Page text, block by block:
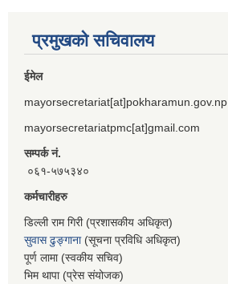
प्रमुखको सचिवालय
ईमेल
mayorsecretariat[at]pokharamun.gov.np
mayorsecretariatpmc[at]gmail.com
सम्पर्क नं.
०६१-५७५३४०
कर्मचारीहरु
डिल्ली राम गिरी (प्रशासकीय अधिकृत)
सुवास ढुङ्गाना(सूचना प्रविधि अधिकृत)
पूर्ण लामा (स्वकीय सचिव)
भिम थापा (प्रेस संयोजक)